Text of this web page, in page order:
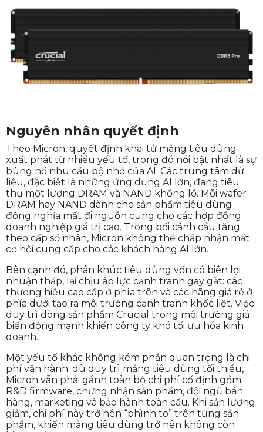
– đảm bảo quyền lợi của khách hàng đã tin dùng
thương hiệu này trong nhiều năm.
Nguyên nhân quyết định
Theo Micron, quyết định khai tử mảng tiêu dùng
xuất phát từ nhiều yếu tố, trong đó nổi bật nhất là sự
bùng nổ nhu cầu bộ nhớ của AI. Các trung tâm dữ
liệu, đặc biệt là những ứng dụng AI lớn, đang tiêu
thụ một lượng DRAM và NAND khổng lồ. Mỗi wafer
DRAM hay NAND dành cho sản phẩm tiêu dùng
đồng nghĩa mất đi nguồn cung cho các hợp đồng
doanh nghiệp giá trị cao. Trong bối cảnh cầu tăng
theo cấp số nhân, Micron không thể chấp nhận mất
cơ hội cung cấp cho các khách hàng AI lớn.
Bên cạnh đó, phân khúc tiêu dùng vốn có biên lợi
nhuận thấp, lại chịu áp lực cạnh tranh gay gắt: các
thương hiệu cao cấp ở phía trên và các hãng giá rẻ ở
phía dưới tạo ra môi trường cạnh tranh khốc liệt. Việc
duy trì dòng sản phẩm Crucial trong môi trường giá
biến động mạnh khiến công ty khó tối ưu hóa kinh
doanh.